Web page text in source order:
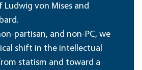
von Mises and
partisan, and non-PC, we
shift in the intellectual
statism and toward a